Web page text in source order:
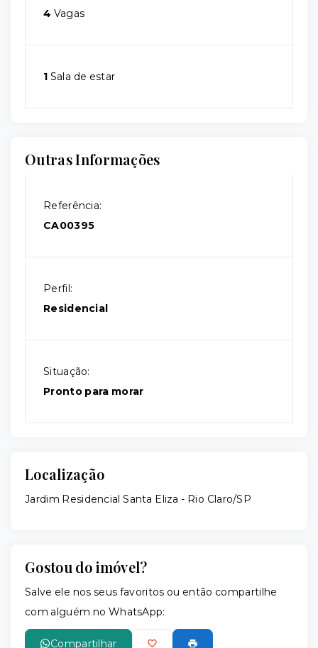
4 Vagas
1 Sala de estar
Outras Informações
Referência:
CA00395
Perfil:
Residencial
Situação:
Pronto para morar
Localização
Jardim Residencial Santa Eliza - Rio Claro/SP
Gostou do imóvel?
Salve ele nos seus favoritos ou então compartilhe
com alguém no WhatsApp:
Compartilhar